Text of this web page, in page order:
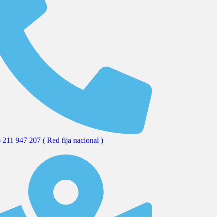
211 947 207 ( Red fija nacional )